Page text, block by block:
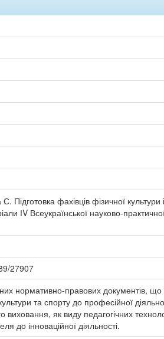
фахівців фізичної
ІV Всеукраїнської науково-
27907
нормативно-правових документів,
та спорту до професійної
виховання, як виду педагогічних
до інноваційної діяльності.